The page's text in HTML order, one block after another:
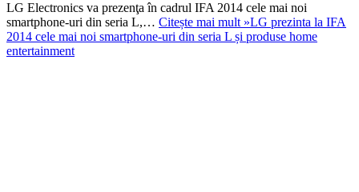
LG Electronics va prezenţa în cadrul IFA 2014 cele mai noi
smartphone-uri din seria L,… Citește mai mult »LG prezinta la IFA
2014 cele mai noi smartphone-uri din seria L și produse home
entertainment